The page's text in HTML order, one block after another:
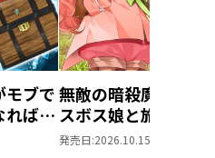
モブで
れば最
知っ
無敵の暗殺魔導士、
スボス娘と旅をする
@COMIC 第2巻
発売日:2026.10.15